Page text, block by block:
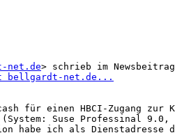
net.de> schrieb im Newsbeitrag
at bellgardt-net.de...
für einen HBCI-Zugang zur
Suse Professinal 9.0,
habe ich als Dienstadresse